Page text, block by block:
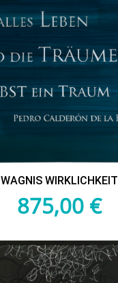
WAGNIS WIRKLICHKEIT
875,00 €